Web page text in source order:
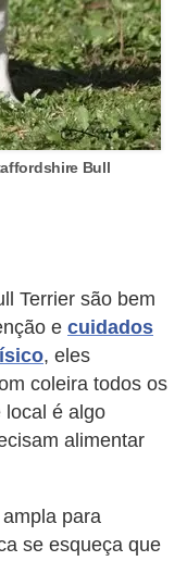
Bull
Terrier são bem
e cuidados
, eles
coleira todos os
local é algo
alimentar
para
se esqueça que